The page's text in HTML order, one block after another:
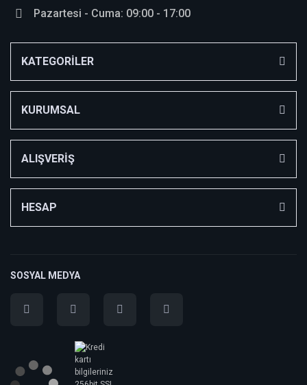
Pazartesi - Cuma: 09:00 - 17:00
KATEGORİLER
KURUMSAL
ALIŞVERİŞ
HESAP
SOSYAL MEDYA